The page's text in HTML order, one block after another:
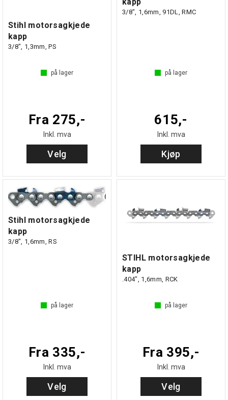
Stihl motorsagkjede
kapp
3/8", 1,3mm, PS
på lager
Fra 275,-
Inkl. mva
Velg
3/8", 1,6mm, 91DL, RMC
på lager
615,-
Inkl. mva
Kjøp
Stihl motorsagkjede
kapp
3/8", 1,6mm, RS
på lager
Fra 335,-
Inkl. mva
Velg
STIHL motorsagkjede
kapp
.404", 1,6mm, RCK
på lager
Fra 395,-
Inkl. mva
Velg